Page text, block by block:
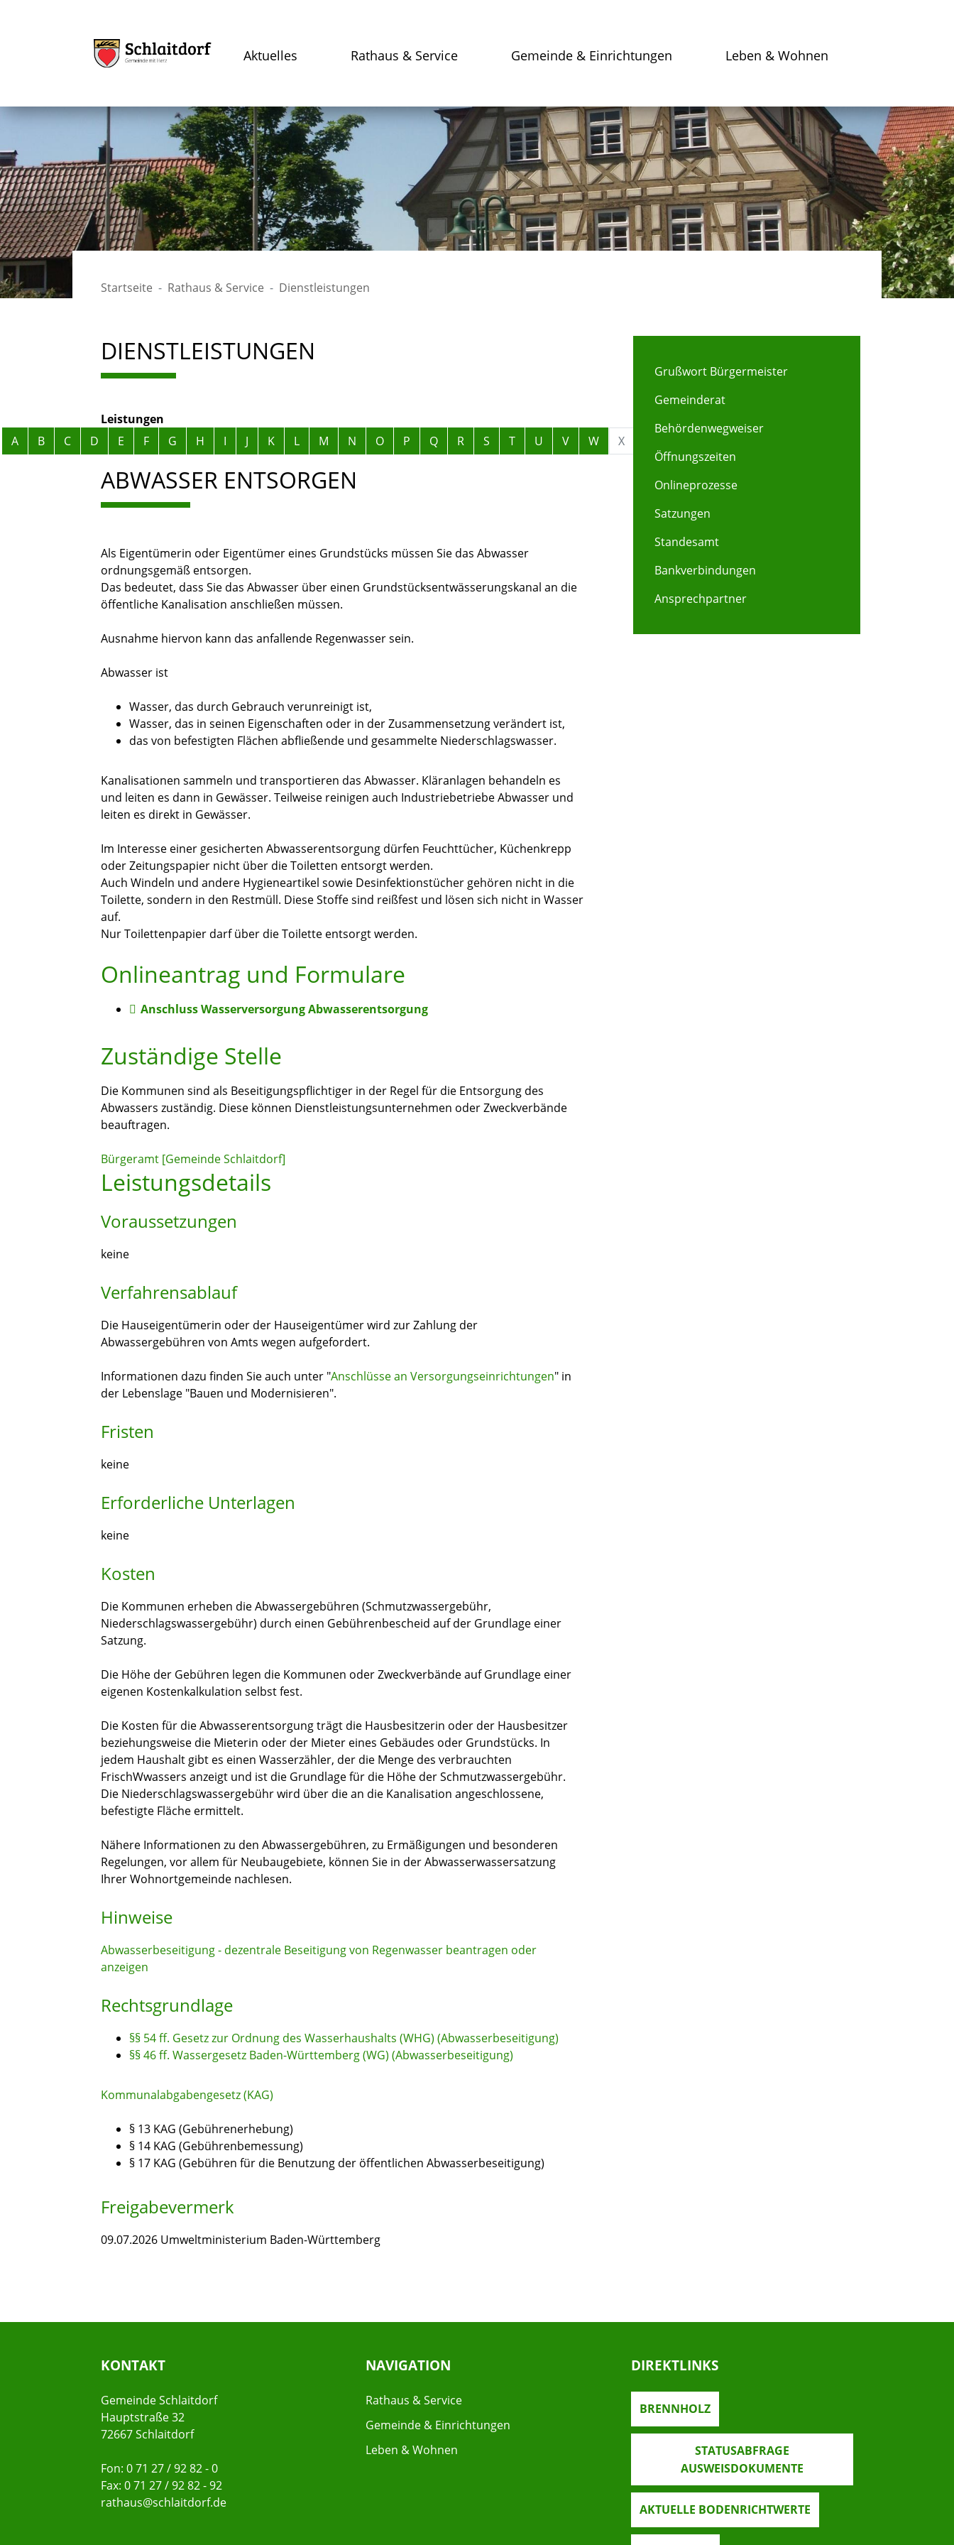
Aktuelles Rathaus & Service Gemeinde & Einrichtungen Leben & Wohnen
Startseite Rathaus & Service Dienstleistungen
DIENSTLEISTUNGEN
Leistungen
Alphabetisches Register überspringen
A B C D E F G H I J K L M N O P Q R S T U V W X
ABWASSER ENTSORGEN
Als Eigentümerin oder Eigentümer eines Grundstücks müssen Sie das Abwasser
ordnungsgemäß entsorgen.
Das bedeutet, dass Sie das Abwasser über einen Grundstücksentwässerungskanal an die
öffentliche Kanalisation anschließen müssen.
Ausnahme hiervon kann das anfallende Regenwasser sein.
Abwasser ist
Wasser, das durch Gebrauch verunreinigt ist,
Wasser, das in seinen Eigenschaften oder in der Zusammensetzung verändert ist,
das von befestigten Flächen abfließende und gesammelte Niederschlagswasser.
Kanalisationen sammeln und transportieren das Abwasser. Kläranlagen behandeln es
und leiten es dann in Gewässer. Teilweise reinigen auch Industriebetriebe Abwasser und
leiten es direkt in Gewässer.
Im Interesse einer gesicherten Abwasserentsorgung dürfen Feuchttücher, Küchenkrepp
oder Zeitungspapier nicht über die Toiletten entsorgt werden.
Auch Windeln und andere Hygieneartikel sowie Desinfektionstücher gehören nicht in die
Toilette, sondern in den Restmüll. Diese Stoffe sind reißfest und lösen sich nicht in Wasser
auf.
Nur Toilettenpapier darf über die Toilette entsorgt werden.
Onlineantrag und Formulare
Anschluss Wasserversorgung Abwasserentsorgung
Zuständige Stelle
Die Kommunen sind als Beseitigungspflichtiger in der Regel für die Entsorgung des
Abwassers zuständig. Diese können Dienstleistungsunternehmen oder Zweckverbände
beauftragen.
Bürgeramt [Gemeinde Schlaitdorf]
Leistungsdetails
Voraussetzungen
keine
Verfahrensablauf
Die Hauseigentümerin oder der Hauseigentümer wird zur Zahlung der
Abwassergebühren von Amts wegen aufgefordert.
Informationen dazu finden Sie auch unter "Anschlüsse an Versorgungseinrichtungen" in
der Lebenslage "Bauen und Modernisieren".
Fristen
keine
Erforderliche Unterlagen
keine
Kosten
Die Kommunen erheben die Abwassergebühren (Schmutzwassergebühr,
Niederschlagswassergebühr) durch einen Gebührenbescheid auf der Grundlage einer
Satzung.
Die Höhe der Gebühren legen die Kommunen oder Zweckverbände auf Grundlage einer
eigenen Kostenkalkulation selbst fest.
Die Kosten für die Abwasserentsorgung trägt die Hausbesitzerin oder der Hausbesitzer
beziehungsweise die Mieterin oder der Mieter eines Gebäudes oder Grundstücks. In
jedem Haushalt gibt es einen Wasserzähler, der die Menge des verbrauchten
FrischWwassers anzeigt und ist die Grundlage für die Höhe der Schmutzwassergebühr.
Die Niederschlagswassergebühr wird über die an die Kanalisation angeschlossene,
befestigte Fläche ermittelt.
Nähere Informationen zu den Abwassergebühren, zu Ermäßigungen und besonderen
Regelungen, vor allem für Neubaugebiete, können Sie in der Abwasserwassersatzung
Ihrer Wohnortgemeinde nachlesen.
Hinweise
Abwasserbeseitigung - dezentrale Beseitigung von Regenwasser beantragen oder
anzeigen
Rechtsgrundlage
§§ 54 ff. Gesetz zur Ordnung des Wasserhaushalts (WHG) (Abwasserbeseitigung)
§§ 46 ff. Wassergesetz Baden-Württemberg (WG) (Abwasserbeseitigung)
Kommunalabgabengesetz (KAG)
§ 13 KAG (Gebührenerhebung)
§ 14 KAG (Gebührenbemessung)
§ 17 KAG (Gebühren für die Benutzung der öffentlichen Abwasserbeseitigung)
Freigabevermerk
09.07.2026 Umweltministerium Baden-Württemberg
Grußwort Bürgermeister
Gemeinderat
Behördenwegweiser
Öffnungszeiten
Onlineprozesse
Satzungen
Standesamt
Bankverbindungen
Ansprechpartner
KONTAKT
Gemeinde Schlaitdorf
Hauptstraße 32
72667 Schlaitdorf
Fon: 0 71 27 / 92 82 - 0
Fax: 0 71 27 / 92 82 - 92
rathaus@schlaitdorf.de
NAVIGATION
Rathaus & Service
Gemeinde & Einrichtungen
Leben & Wohnen
DIREKTLINKS
BRENNHOLZ
STATUSABFRAGE
AUSWEISDOKUMENTE
AKTUELLE BODENRICHTWERTE